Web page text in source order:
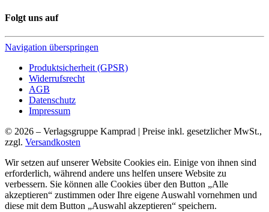
Folgt uns auf
Navigation überspringen
Produktsicherheit (GPSR)
Widerrufsrecht
AGB
Datenschutz
Impressum
© 2026 – Verlagsgruppe Kamprad | Preise inkl. gesetzlicher MwSt.,
zzgl. Versandkosten
Wir setzen auf unserer Website Cookies ein. Einige von ihnen sind
erforderlich, während andere uns helfen unsere Website zu
verbessern. Sie können alle Cookies über den Button „Alle
akzeptieren“ zustimmen oder Ihre eigene Auswahl vornehmen und
diese mit dem Button „Auswahl akzeptieren“ speichern.